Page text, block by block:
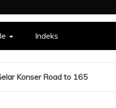
Indeks
Konser Road to 165